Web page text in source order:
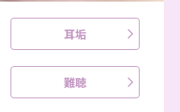
耳垢
難聴